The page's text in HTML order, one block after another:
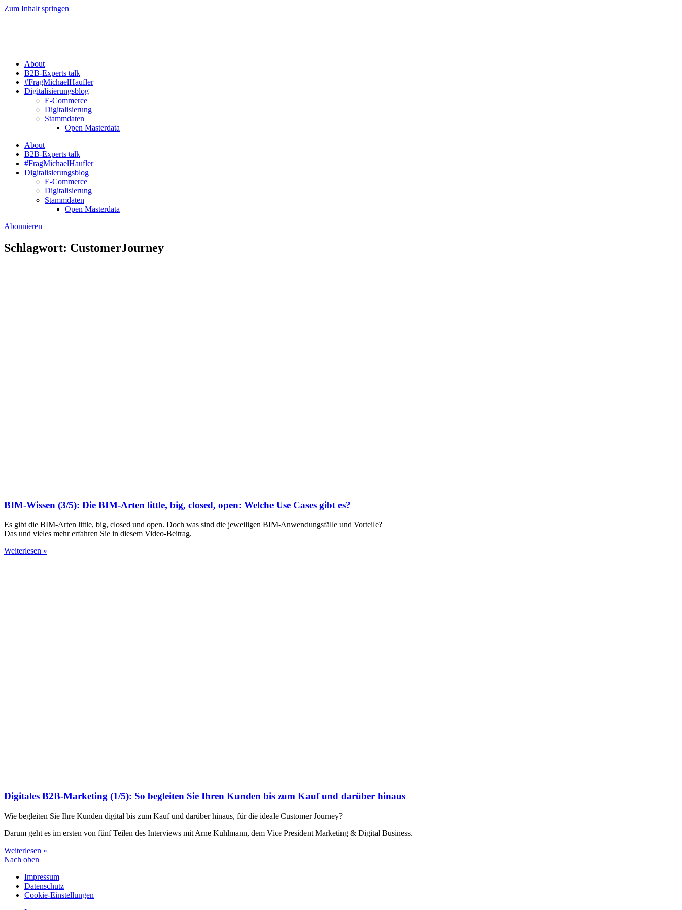
Zum Inhalt springen
About
B2B-Experts talk
#FragMichaelHaufler
Digitalisierungsblog
E-Commerce
Digitalisierung
Stammdaten
Open Masterdata
About
B2B-Experts talk
#FragMichaelHaufler
Digitalisierungsblog
E-Commerce
Digitalisierung
Stammdaten
Open Masterdata
Abonnieren
Schlagwort: CustomerJourney
BIM-Wissen (3/5): Die BIM-Arten little, big, closed, open: Welche Use Cases gibt es?
Es gibt die BIM-Arten little, big, closed und open. Doch was sind die jeweiligen BIM-Anwendungsfälle und Vorteile?
Das und vieles mehr erfahren Sie in diesem Video-Beitrag.
Weiterlesen »
Digitales B2B-Marketing (1/5): So begleiten Sie Ihren Kunden bis zum Kauf und darüber hinaus
Wie begleiten Sie Ihre Kunden digital bis zum Kauf und darüber hinaus, für die ideale Customer Journey?
Darum geht es im ersten von fünf Teilen des Interviews mit Arne Kuhlmann, dem Vice President Marketing & Digital Business.
Weiterlesen »
Nach oben
Impressum
Datenschutz
Cookie-Einstellungen